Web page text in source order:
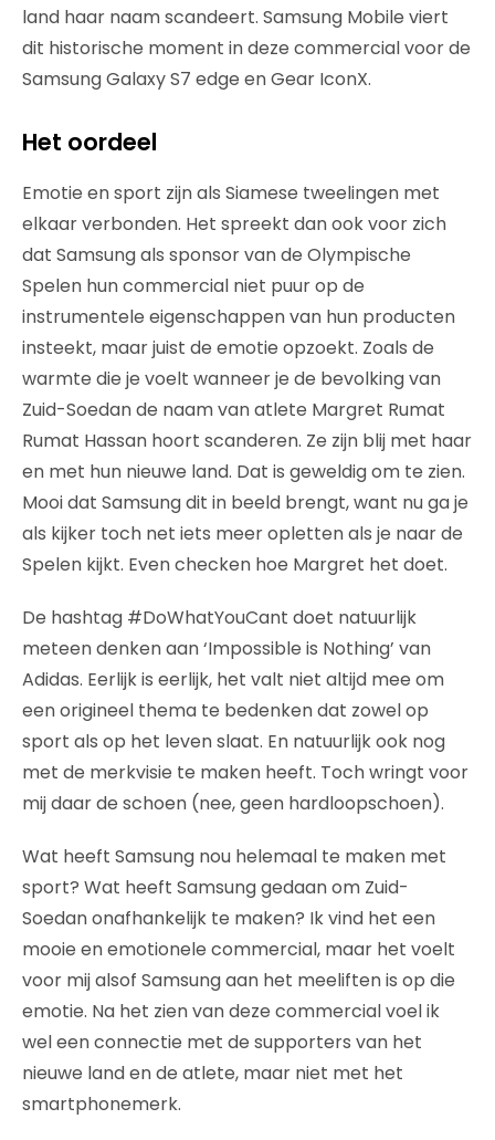
land haar naam scandeert. Samsung Mobile viert
dit historische moment in deze commercial voor de
Samsung Galaxy S7 edge en Gear IconX.
Het oordeel
Emotie en sport zijn als Siamese tweelingen met
elkaar verbonden. Het spreekt dan ook voor zich
dat Samsung als sponsor van de Olympische
Spelen hun commercial niet puur op de
instrumentele eigenschappen van hun producten
insteekt, maar juist de emotie opzoekt. Zoals de
warmte die je voelt wanneer je de bevolking van
Zuid-Soedan de naam van atlete Margret Rumat
Rumat Hassan hoort scanderen. Ze zijn blij met haar
en met hun nieuwe land. Dat is geweldig om te zien.
Mooi dat Samsung dit in beeld brengt, want nu ga je
als kijker toch net iets meer opletten als je naar de
Spelen kijkt. Even checken hoe Margret het doet.
De hashtag #DoWhatYouCant doet natuurlijk
meteen denken aan ‘Impossible is Nothing’ van
Adidas. Eerlijk is eerlijk, het valt niet altijd mee om
een origineel thema te bedenken dat zowel op
sport als op het leven slaat. En natuurlijk ook nog
met de merkvisie te maken heeft. Toch wringt voor
mij daar de schoen (nee, geen hardloopschoen).
Wat heeft Samsung nou helemaal te maken met
sport? Wat heeft Samsung gedaan om Zuid-
Soedan onafhankelijk te maken? Ik vind het een
mooie en emotionele commercial, maar het voelt
voor mij alsof Samsung aan het meeliften is op die
emotie. Na het zien van deze commercial voel ik
wel een connectie met de supporters van het
nieuwe land en de atlete, maar niet met het
smartphonemerk.